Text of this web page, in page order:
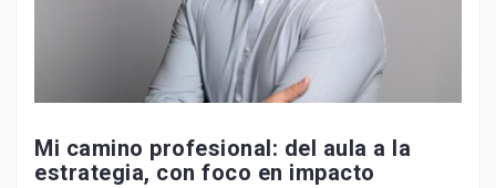
Mi camino profesional: del aula a la
estrategia, con foco en impacto